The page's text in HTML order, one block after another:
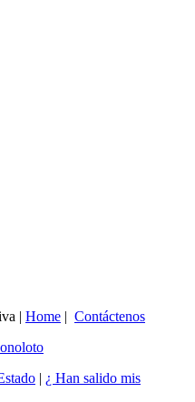
| Home | Contáctenos
| ¿ Han salido mis